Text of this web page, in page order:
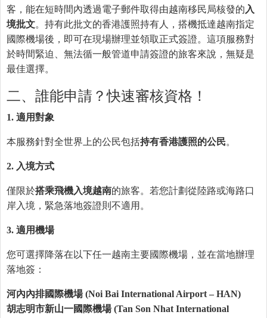
客，能在短時間內透過電子郵件取得由越南移民局核發的 入
境批文。持有此批文的香港護照持有人，搭機抵達越南指定
國際機場後，即可在現場辦理並領取正式簽證。這項服務對
於時間緊迫、無法循一般管道申請簽證的旅客來說，無疑是
最佳選擇。
二、誰能申請？快速審核資格！
1. 適用對象
本服務針對全世界上的公民包括持有香港護照的公民。
2. 入境方式
僅限於搭乘飛機入境越南的旅客。若您計劃從陸路或海路口
岸入境，緊急落地簽證則不適用。
3. 適用機場
您可選擇降落在以下任一越南主要國際機場，並在當地辦理
落地簽：
河內內排國際機場 (Noi Bai International Airport – HAN)
胡志明市新山一國際機場 (Tan Son Nhat International